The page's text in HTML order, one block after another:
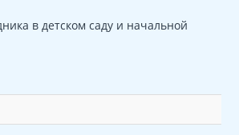
в детском саду и начальной